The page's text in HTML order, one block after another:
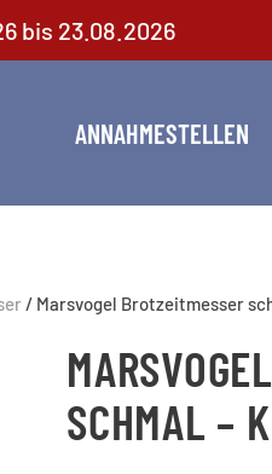
bis 23.08.2026
ANNAHMESTELLEN
/ Marsvogel Brotzeitmesser
SCHMAL –